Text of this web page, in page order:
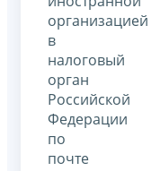
организацией
в
налоговый
орган
Российской
Федерации
по
почте